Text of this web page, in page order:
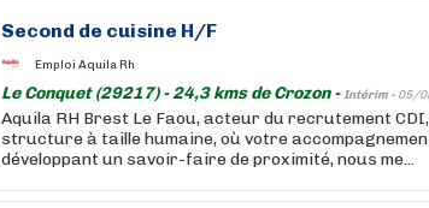
Second de cuisine H/F
Emploi Aquila Rh
Le Conquet (29217) - 24,3 kms de Crozon -Intérim - 05/
Aquila RH Brest Le Faou, acteur du recrutement
structure à taille humaine, où votre
développant un savoir-faire de proximité, nous me...